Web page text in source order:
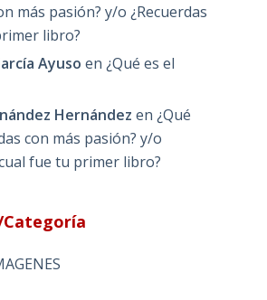
más pasión? y/o ¿Recuerdas
libro?
Ayuso en ¿Qué es el
Hernández en ¿Qué
con más pasión? y/o
fue tu primer libro?